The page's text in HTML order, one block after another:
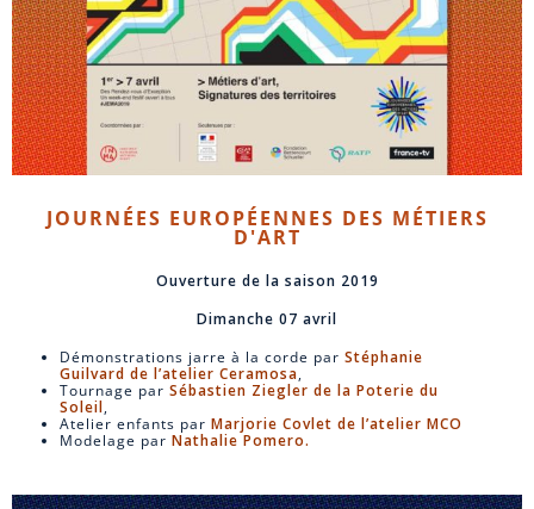
JOURNÉES EUROPÉENNES DES MÉTIERS
D'ART​​
Ouverture de la saison 2019
Dimanche 07 avril
Démonstrations jarre à la corde par Stéphanie
Guilvard de l’atelier Ceramosa,
Tournage par Sébastien Ziegler de la Poterie du
Soleil,
Atelier enfants par Marjorie Covlet de l’atelier MCO
Modelage par Nathalie Pomero.